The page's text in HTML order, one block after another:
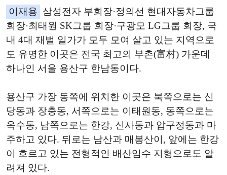
이재용 삼성전자 부회장·정의선 현대자동차그룹
회장·최태원 SK그룹 회장·구광모 LG그룹 회장, 국
내 4대 재벌 일가가 모두 모여 살고 있는 지역으로
도 유명한 이곳은 전국 최고의 부촌(富村) 가운데
하나인 서울 용산구 한남동이다.
용산구 가장 동쪽에 위치한 이곳은 북쪽으로는 신
당동과 장충동, 서쪽으로는 이태원동, 동쪽으로는
옥수동, 남쪽으로는 한강, 신사동과 압구정동과 마
주하고 있다. 뒤로는 남산과 매봉산이, 앞에는 한강
이 흐르고 있는 전형적인 배산임수 지형으로도 알
려져 있다.